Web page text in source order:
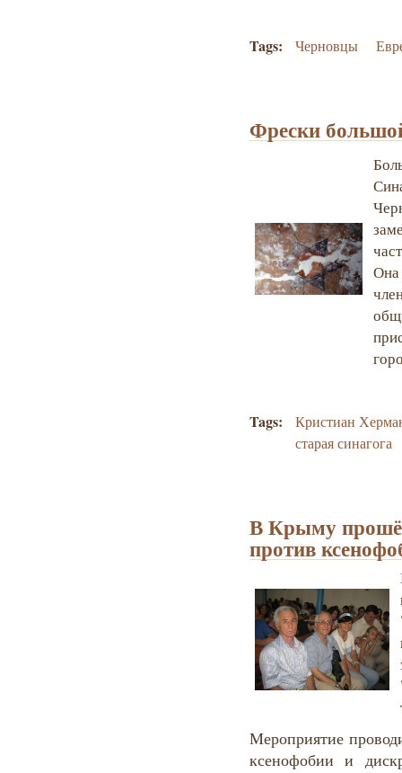
Tags: Черновцы
Фрески
Она
Tags:
Кристиан
старая синагога
В Крыму
против
Мероприятие
ксенофобии и